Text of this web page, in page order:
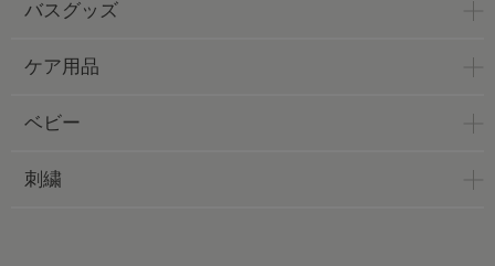
バスグッズ
ケア用品
ベビー
刺繍